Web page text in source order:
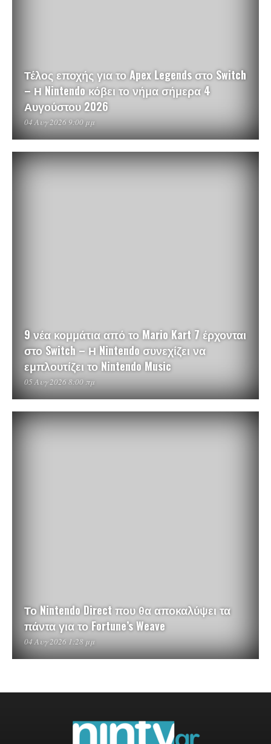
Τέλος εποχής για το Apex Legends στο Switch
– Η Nintendo κόβει το νήμα σήμερα 4
Αυγούστου 2026
04 Αυγ 2026 9:00 μμ
9 νέα κομμάτια από το Mario Kart 7 έρχονται
στο Switch – Η Nintendo συνεχίζει να
εμπλουτίζει το Nintendo Music
05 Αυγ 2026 8:00 πμ
Το Nintendo Direct που θα αποκαλύψει τα
πάντα για το Fortune’s Weave
04 Αυγ 2026 1:28 μμ